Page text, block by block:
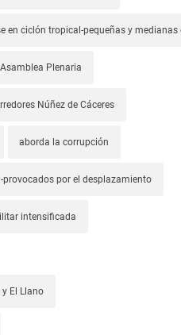
en ciclón tropical-pequeñas y
Plenaria
Núñez de Cáceres
aborda la corrupción
por el desplazamiento
intensificada
El Llano